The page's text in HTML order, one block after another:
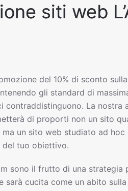
siti web
del 10% di sconto sulla
gli standard di
contraddistinguono. La nostra
di proporti non un sito
un sito web studiato ad hoc
del tuo obiettivo.
sono il frutto di una strategia
sarà cucita come un abito sulla